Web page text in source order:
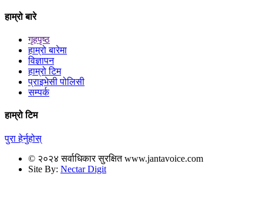
हाम्रो बारे
गृहपृष्ठ
हाम्रो बारेमा
विज्ञापन
हाम्रो टिम
प्राइभेसी पोलिसी
सम्पर्क
हाम्रो टिम
पुरा हेर्नुहोस्
© २०२४ सर्वाधिकार सुरक्षित www.jantavoice.com
Site By: Nectar Digit